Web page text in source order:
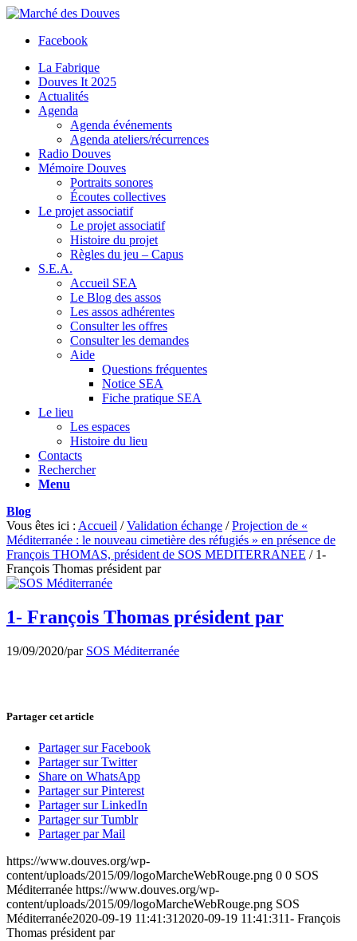
Facebook
La Fabrique
Douves It 2025
Actualités
Agenda
Agenda événements
Agenda ateliers/récurrences
Radio Douves
Mémoire Douves
Portraits sonores
Écoutes collectives
Le projet associatif
Le projet associatif
Histoire du projet
Règles du jeu – Capus
S.E.A.
Accueil SEA
Le Blog des assos
Les assos adhérentes
Consulter les offres
Consulter les demandes
Aide
Questions fréquentes
Notice SEA
Fiche pratique SEA
Le lieu
Les espaces
Histoire du lieu
Contacts
Rechercher
Menu
Blog
Vous êtes ici : Accueil / Validation échange / Projection de «
Méditerranée : le nouveau cimetière des réfugiés » en présence de
François THOMAS, président de SOS MEDITERRANEE / 1-
François Thomas président par
1- François Thomas président par
19/09/2020/par SOS Méditerranée
Partager cet article
Partager sur Facebook
Partager sur Twitter
Share on WhatsApp
Partager sur Pinterest
Partager sur LinkedIn
Partager sur Tumblr
Partager par Mail
https://www.douves.org/wp-
content/uploads/2015/09/logoMarcheWebRouge.png 0 0 SOS
Méditerranée https://www.douves.org/wp-
content/uploads/2015/09/logoMarcheWebRouge.png SOS
Méditerranée2020-09-19 11:41:31 2020-09-19 11:41:311- François
Thomas président par